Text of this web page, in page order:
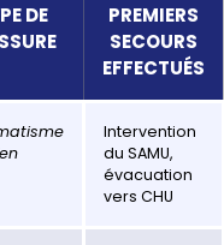
DE
PREMIERS
SECOURS
EFFECTUÉS
Intervention
du SAMU,
évacuation
vers CHU